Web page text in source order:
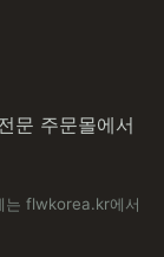
문 주문몰에서
는 flwkorea.kr에서